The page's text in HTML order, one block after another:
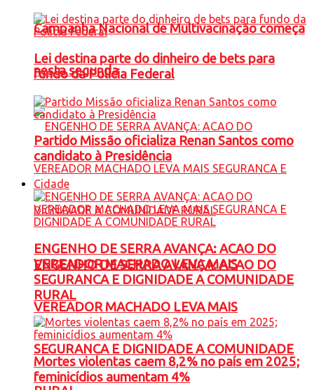
Campanha Nacional de Multivacinação começa
nesta segunda
ENGENHO DE SERRA AVANÇA: ACAO DO
VEREADOR MACHADO LEVA MAIS
SEGURANCA E DIGNIDADE A COMUNIDADE
Lei destina parte do dinheiro de bets para
fundo da Polícia Federal
Partido Missão oficializa Renan Santos como
candidato à Presidência
Cidade
ENGENHO DE SERRA AVANÇA: ACAO DO
VEREADOR MACHADO LEVA MAIS
SEGURANCA E DIGNIDADE A COMUNIDADE
RURAL
Mortes violentas caem 8,2% no país em 2025;
feminicídios aumentam 4%